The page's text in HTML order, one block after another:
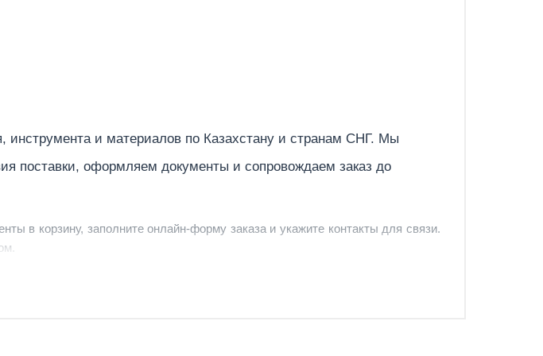
21
инструмента и материалов по Казахстану и странам СНГ. Мы
поставки, оформляем документы и сопровождаем заказ до
в корзину, заполните онлайн-форму заказа и укажите контакты для связи.
стоимость поставки и предложить удобный вариант доставки.